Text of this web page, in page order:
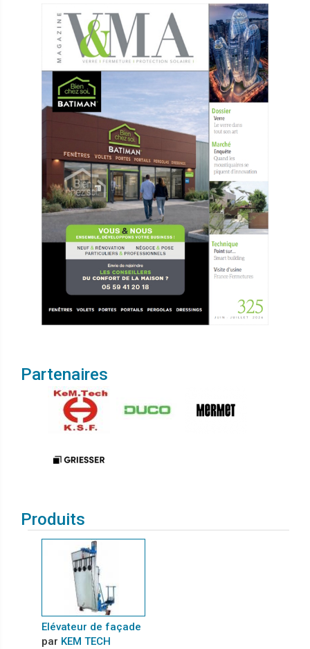
Partenaires
Produits
Elévateur de façade
par KEM TECH